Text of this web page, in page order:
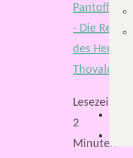
Lesezeit:
2
Minuten